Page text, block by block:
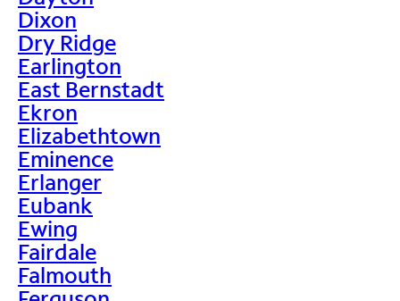
Dixon
Dry Ridge
Earlington
East Bernstadt
Ekron
Elizabethtown
Eminence
Erlanger
Eubank
Ewing
Fairdale
Falmouth